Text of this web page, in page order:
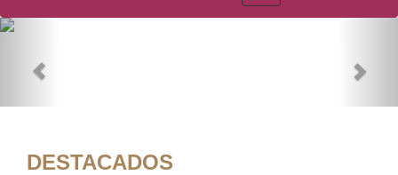
DESTACADOS